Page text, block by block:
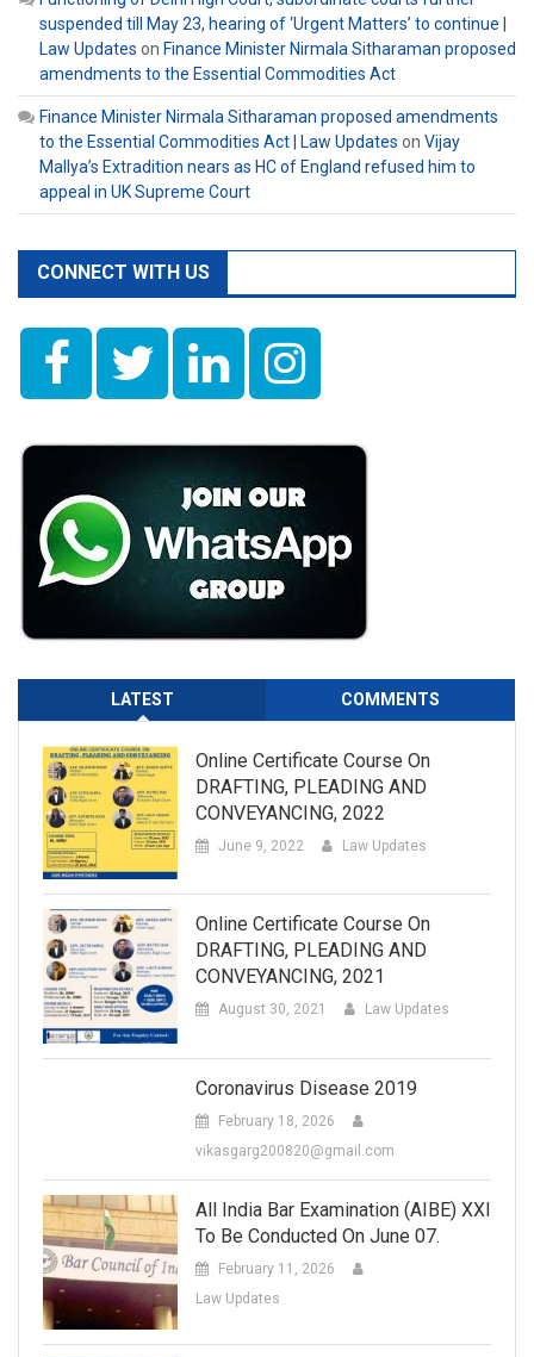
suspended till May 23, hearing of ‘Urgent Matters’ to continue |
Law Updates on Finance Minister Nirmala Sitharaman proposed
amendments to the Essential Commodities Act
Finance Minister Nirmala Sitharaman proposed amendments
to the Essential Commodities Act | Law Updates on Vijay
Mallya’s Extradition nears as HC of England refused him to
appeal in UK Supreme Court
CONNECT WITH US
LATEST COMMENTS
Online Certificate Course On
DRAFTING, PLEADING AND
CONVEYANCING, 2022
June 9, 2022 Law Updates
Online Certificate Course On
DRAFTING, PLEADING AND
CONVEYANCING, 2021
August 30, 2021 Law Updates
Coronavirus Disease 2019
February 18, 2026
vikasgarg200820@gmail.com
All India Bar Examination (AIBE) XXI
To Be Conducted On June 07.
February 11, 2026
Law Updates